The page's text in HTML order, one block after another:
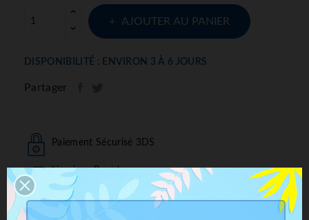
AJOUTER AU PANIER
DISPONIBILITÉ : ENVIRON 3 À 6 JOURS
Partager
Paiement Sécurisé 3DS
Livraison Rapide